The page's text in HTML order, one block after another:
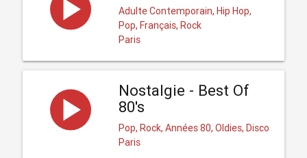
Adulte Contemporain, Hip Hop,
Pop, Français, Rock
Paris
Nostalgie - Best Of
80's
Pop, Rock, Années 80, Oldies, Disco
Paris